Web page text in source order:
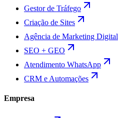
Gestor de Tráfego
Criação de Sites
Agência de Marketing Digital
SEO + GEO
Atendimento WhatsApp
CRM e Automações
Empresa